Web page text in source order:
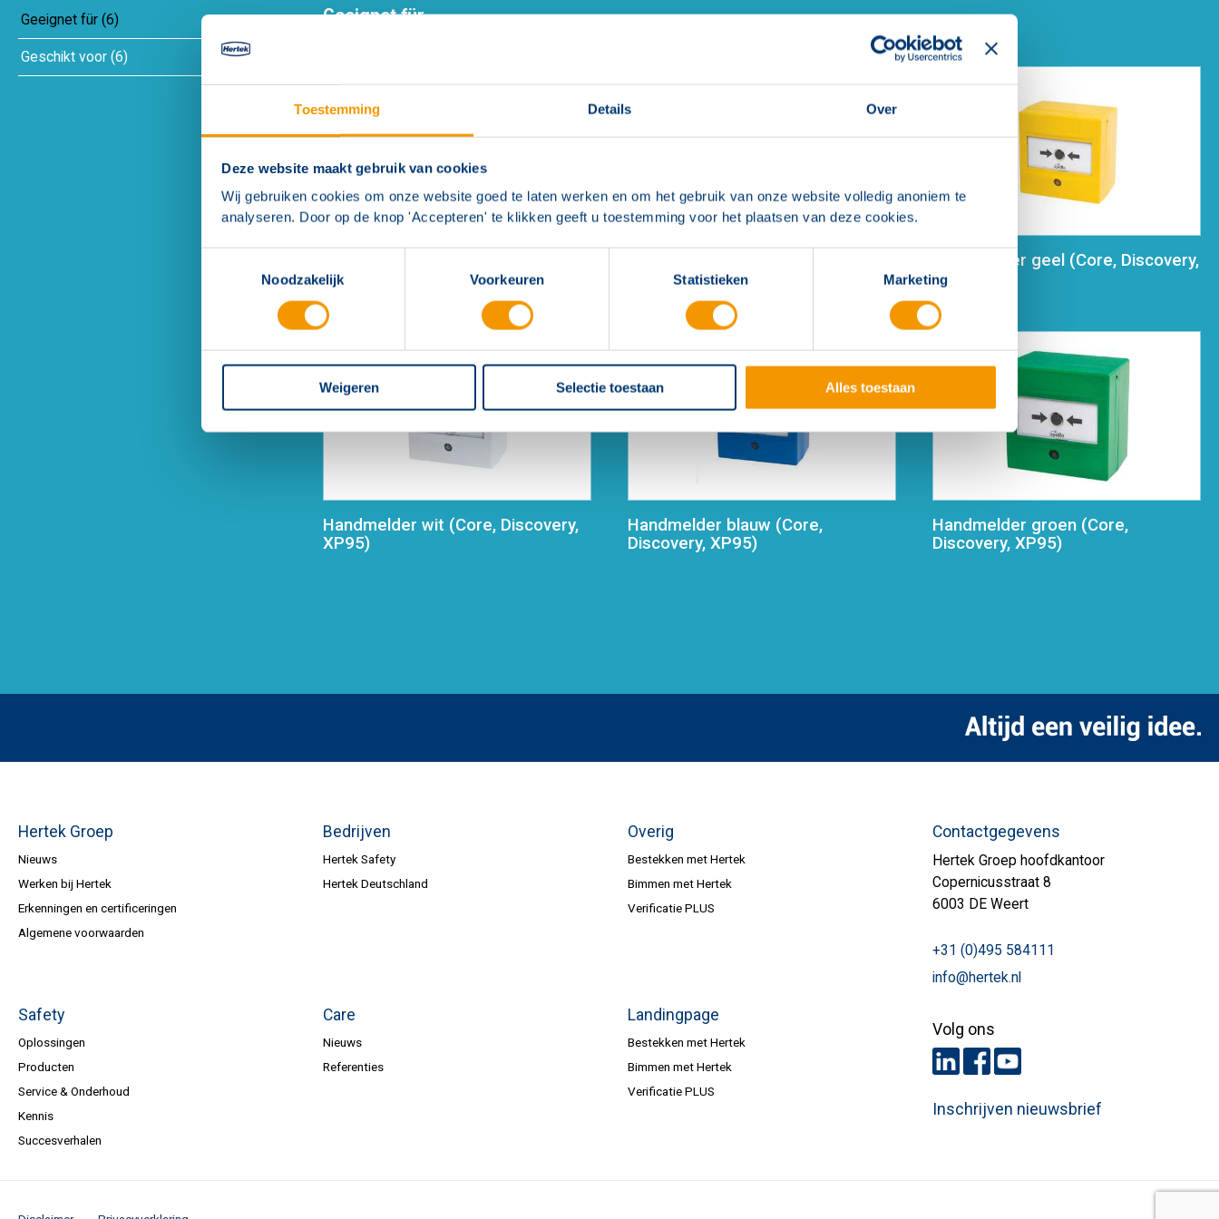
Toestemming Details Over
Deze website maakt gebruik van cookies
Wij gebruiken cookies om onze website goed te laten werken en om het gebruik van onze website volledig anoniem te
analyseren. Door op de knop 'Accepteren' te klikken geeft u toestemming voor het plaatsen van deze cookies.
Noodzakelijk
Voorkeuren Statistieken Marketing
Weigeren Selectie toestaan Alles toestaan
Geeignet für (6)
Geschikt voor (6)
Geeignet für
(Core, Discovery, XP95)
Discovery, XP95)
Handmelder geel (Core, Discovery,
XP95)
Handmelder wit (Core, Discovery,
XP95)
Handmelder blauw (Core,
Discovery, XP95)
Handmelder groen (Core,
Discovery, XP95)
Hertek Groep
Nieuws
Werken bij Hertek
Erkenningen en certificeringen
Algemene voorwaarden
Bedrijven
Hertek Safety
Hertek Deutschland
Overig
Bestekken met Hertek
Bimmen met Hertek
Verificatie PLUS
Safety
Oplossingen
Producten
Service & Onderhoud
Kennis
Succesverhalen
Care
Nieuws
Referenties
Landingpage
Bestekken met Hertek
Bimmen met Hertek
Verificatie PLUS
Contactgegevens
Hertek Groep hoofdkantoor
Copernicusstraat 8
6003 DE Weert
+31 (0)495 584111
info@hertek.nl
Volg ons
Inschrijven nieuwsbrief